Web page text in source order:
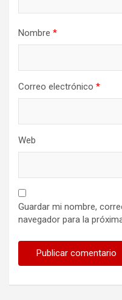
Nombre *
Correo electrónico *
Web
Guardar mi nombre,
navegador para la